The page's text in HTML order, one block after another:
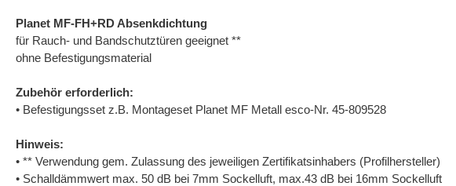
Planet MF-FH+RD Absenkdichtung
für Rauch- und Bandschutztüren geeignet **
ohne Befestigungsmaterial
Zubehör erforderlich:
• Befestigungsset z.B. Montageset Planet MF Metall esco-Nr. 45-809528
Hinweis:
• ** Verwendung gem. Zulassung des jeweiligen Zertifikatsinhabers (Profilhersteller)
• Schalldämmwert max. 50 dB bei 7mm Sockelluft, max.43 dB bei 16mm Sockelluft